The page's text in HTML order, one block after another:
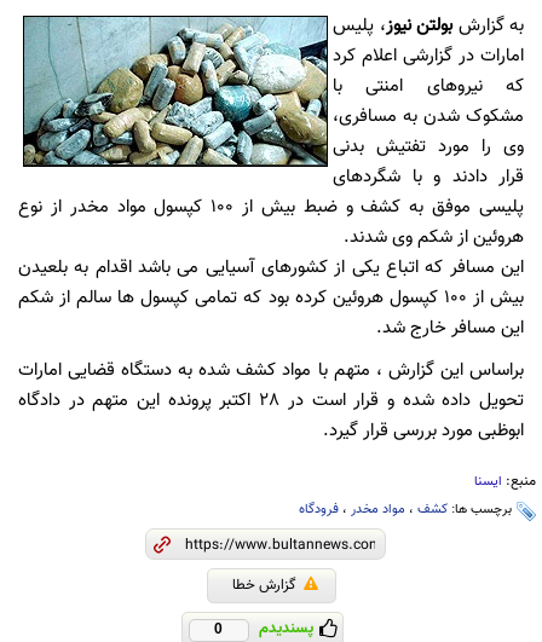
به گزارشبولتن نیوز، پلیس
امارات در گزارشی اعلام کرد
که نیروهای امنتی با
مشکوک شدن به مسافری،
وی را مورد تفتیش بدنی
قرار دادند و با شگردهای
پلیسی موفق به کشف و ضبط بیش از 100 کپسول مواد مخدر از نوع
هروئین از شکم وی شدند.
این مسافر که اتباع یکی از کشورهای آسیایی می باشد اقدام به بلعیدن
بیش از 100 کپسول هروئین کرده بود که تمامی کپسول ها سالم از شکم
این مسافر خارج شد.
براساس این گزارش ، متهم با مواد کشف شده به دستگاه قضایی امارات
تحویل داده شده و قرار است در 28 اکتبر پرونده این متهم در دادگاه
ابوظبی مورد بررسی قرار گیرد.
منبع: ایسنا
برچسب ها: کشف ، مواد مخدر ، فرودگاه
گزارش خطا
پسندیدم 0